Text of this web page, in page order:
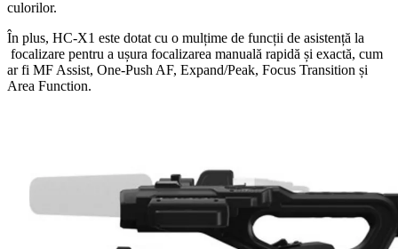
culorilor.
În plus, HC-X1 este dotat cu o mulțime de funcții de asistență la
focalizare pentru a ușura focalizarea manuală rapidă și exactă, cum
ar fi MF Assist, One-Push AF, Expand/Peak, Focus Transition și
Area Function.